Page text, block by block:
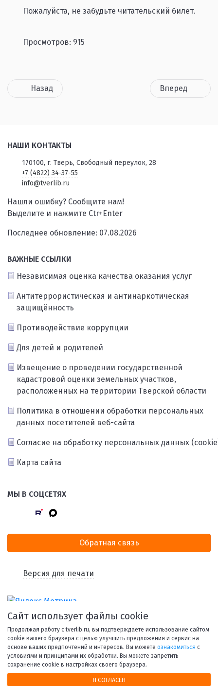
Пожалуйста, не забудьте читательский билет.
Просмотров: 915
Назад Вперед
НАШИ КОНТАКТЫ
170100, г. Тверь, Свободный переулок, 28
+7 (4822) 34-37-55
info@tverlib.ru
Нашли ошибку? Сообщите нам!
Выделите и нажмите Ctr+Enter
Последнее обновление: 07.08.2026
ВАЖНЫЕ ССЫЛКИ
Независимая оценка качества оказания услуг
Антитеррористическая и антинаркотическая
защищённость
Противодействие коррупции
Для детей и родителей
Извещение о проведении государственной
кадастровой оценки земельных участков,
расположенных на территории Тверской области
Политика в отношении обработки персональных
данных посетителей веб-сайта
Согласие на обработку персональных данных
Карта сайта
МЫ В СОЦСЕТЯХ
Обратная связь
Версия для печати
© 1998-2026 Тверская областная библиотека им. А. М.
Горького.
Сайт использует файлы cookie
Продолжая работу с tverlib.ru, вы подтверждаете использование сайтом
cookie вашего браузера с целью улучшить предложения и сервис на
основе ваших предпочтений и интересов. Вы можете ознакомиться с
условиями и принципами их обработки. Вы можете запретить
сохранение cookie в настройках своего браузера.
Я СОГЛАСЕН